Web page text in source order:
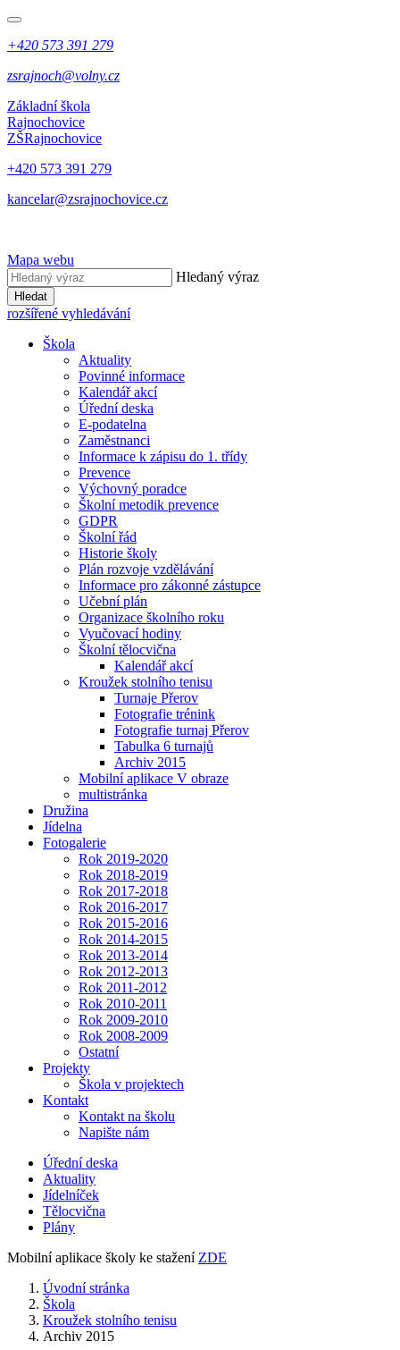
+420 573 391 279
zsrajnoch@volny.cz
Základní škola
Rajnochovice
ZŠRajnochovice
+420 573 391 279
kancelar@zsrajnochovice.cz
Mapa webu
Hledaný výraz
Hledat
rozšířené vyhledávání
Škola
Aktuality
Povinné informace
Kalendář akcí
Úřední deska
E-podatelna
Zaměstnanci
Informace k zápisu do 1. třídy
Prevence
Výchovný poradce
Školní metodik prevence
GDPR
Školní řád
Historie školy
Plán rozvoje vzdělávání
Informace pro zákonné zástupce
Učební plán
Organizace školního roku
Vyučovací hodiny
Školní tělocvična
Kalendář akcí
Kroužek stolního tenisu
Turnaje Přerov
Fotografie trénink
Fotografie turnaj Přerov
Tabulka 6 turnajů
Archiv 2015
Mobilní aplikace V obraze
multistránka
Družina
Jídelna
Fotogalerie
Rok 2019-2020
Rok 2018-2019
Rok 2017-2018
Rok 2016-2017
Rok 2015-2016
Rok 2014-2015
Rok 2013-2014
Rok 2012-2013
Rok 2011-2012
Rok 2010-2011
Rok 2009-2010
Rok 2008-2009
Ostatní
Projekty
Škola v projektech
Kontakt
Kontakt na školu
Napište nám
Úřední deska
Aktuality
Jídelníček
Tělocvična
Plány
Mobilní aplikace školy ke stažení ZDE
Úvodní stránka
Škola
Kroužek stolního tenisu
Archiv 2015